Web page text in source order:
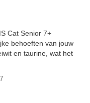
Cat Senior 7+
behoeften van jouw
en taurine, wat het